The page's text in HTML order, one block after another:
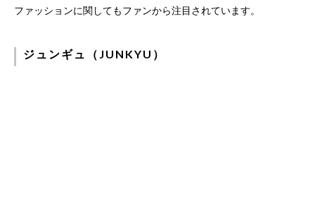
ファッションに関してもファンから注目されています。
ジュンギュ（JUNKYU）